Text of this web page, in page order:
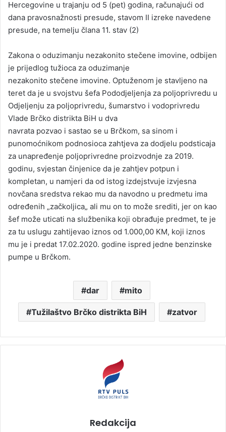
Hercegovine u trajanju od 5 (pet) godina, računajući od
dana pravosnažnosti presude, stavom II izreke navedene
presude, na temelju člana 11. stav (2)
Zakona o oduzimanju nezakonito stečene imovine, odbijen
je prijedlog tužioca za oduzimanje
nezakonito stečene imovine. Optuženom je stavljeno na
teret da je u svojstvu šefa Pododjeljenja za poljoprivredu u
Odjeljenju za poljoprivredu, šumarstvo i vodoprivredu
Vlade Brčko distrikta BiH u dva
navrata pozvao i sastao se u Brčkom, sa sinom i
punomoćnikom podnosioca zahtjeva za dodjelu podsticaja
za unapređenje poljoprivredne proizvodnje za 2019.
godinu, svjestan činjenice da je zahtjev potpun i
kompletan, u namjeri da od istog izdejstvuje izvjesna
novčana sredstva rekao mu da navodno u predmetu ima
određenih „začkoljica„ ali mu on to može srediti, jer on kao
šef može uticati na službenika koji obrađuje predmet, te je
za tu uslugu zahtijevao iznos od 1.000,00 KM, koji iznos
mu je i predat 17.02.2020. godine ispred jedne benzinske
pumpe u Brčkom.
dar mito
Tužilaštvo Brčko distrikta BiH zatvor
Redakcija